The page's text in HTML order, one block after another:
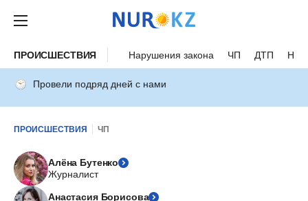
ПРОИСШЕСТВИЯ Нарушения закона ЧП ДТП
Провели подряд дней с нами
ПРОИСШЕСТВИЯ ЧП
Алёна Бутенко
Журналист
Анастасия Борисова